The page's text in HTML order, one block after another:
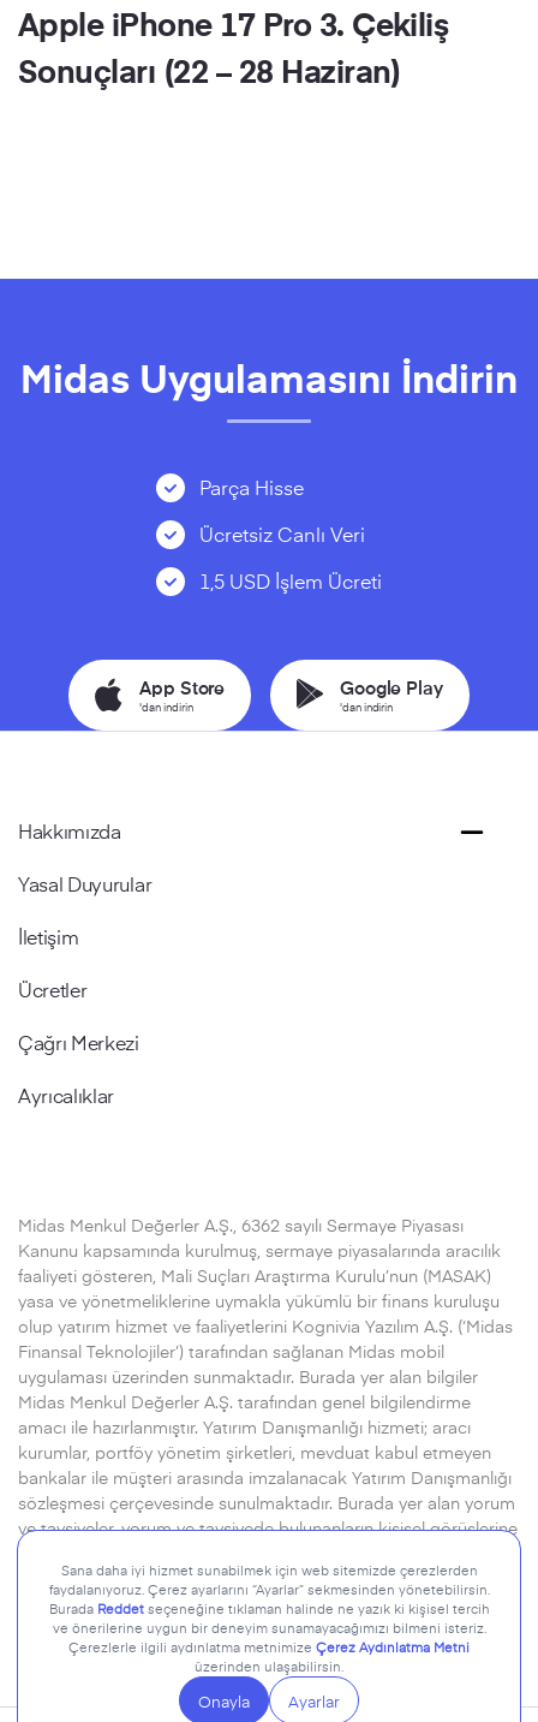
Apple iPhone 17 Pro 3. Çekiliş
Sonuçları (22 – 28 Haziran)
Midas Uygulamasını İndirin
Parça Hisse
Ücretsiz Canlı Veri
1,5 USD İşlem Ücreti
App Store
'dan indirin
Google Play
'dan indirin
Hakkımızda
Yasal Duyurular
İletişim
Ücretler
Çağrı Merkezi
Ayrıcalıklar
Midas Menkul Değerler A.Ş., 6362 sayılı Sermaye Piyasası
Kanunu kapsamında kurulmuş, sermaye piyasalarında aracılık
faaliyeti gösteren, Mali Suçları Araştırma Kurulu’nun (MASAK)
yasa ve yönetmeliklerine uymakla yükümlü bir finans kuruluşu
olup yatırım hizmet ve faaliyetlerini Kognivia Yazılım A.Ş. (‘Midas
Finansal Teknolojiler’) tarafından sağlanan Midas mobil
uygulaması üzerinden sunmaktadır. Burada yer alan bilgiler
Midas Menkul Değerler A.Ş. tarafından genel bilgilendirme
amacı ile hazırlanmıştır. Yatırım Danışmanlığı hizmeti; aracı
kurumlar, portföy yönetim şirketleri, mevduat kabul etmeyen
bankalar ile müşteri arasında imzalanacak Yatırım Danışmanlığı
sözleşmesi çerçevesinde sunulmaktadır. Burada yer alan yorum
ve tavsiyeler, yorum ve tavsiyede bulunanların kişisel görüşlerine
dayanmaktadır. Herhangi bir yatırım aracının alım-satım önerisi
ya da getiri vaadi olarak yorumlanmamalıdır.Devamı için..
© 2026 Midas Menkul Değerler A.Ş. Tüm hakları saklıdır.